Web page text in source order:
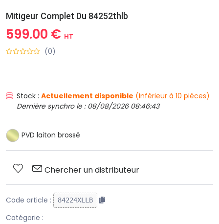
Mitigeur Complet Du 84252thlb
599.00 € HT
(0)
Stock : Actuellement disponible (Inférieur à 10 pièces)
Dernière synchro le : 08/08/2026 08:46:43
PVD laiton brossé
Chercher un distributeur
Code article : 84224XLLB
Catégorie :